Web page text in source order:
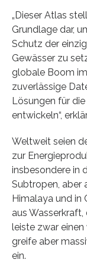
„Dieser Atlas
Grundlage dar,
Schutz der
Gewässer zu
globale Boom
zuverlässige
Lösungen für
entwickeln“,
Weltweit seien
zur
insbesondere in
Subtropen, aber
Himalaya und in
aus
leiste zwar
greife aber
ein.